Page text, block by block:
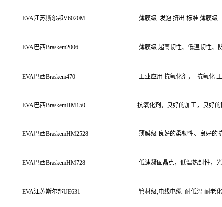
EVA江苏斯尔邦V6020M 薄膜级 发泡 挤出 标准 薄膜级
EVA 巴西Braskem2006 薄膜级 超高韧性、低温韧性、
EVA 巴西Braskem470 工业应用 抗氧化剂， 抗氧化
EVA 巴西BraskemHM150 抗氧化剂，良好的加工，良好
EVA 巴西BraskemHM2528 薄膜级 良好的柔韧性、良好的
EVA 巴西BraskemHM728 低速凝固晶点，低温热封性，
EVA江苏斯尔邦UE631 管材级 电线电缆 耐低温 耐老化